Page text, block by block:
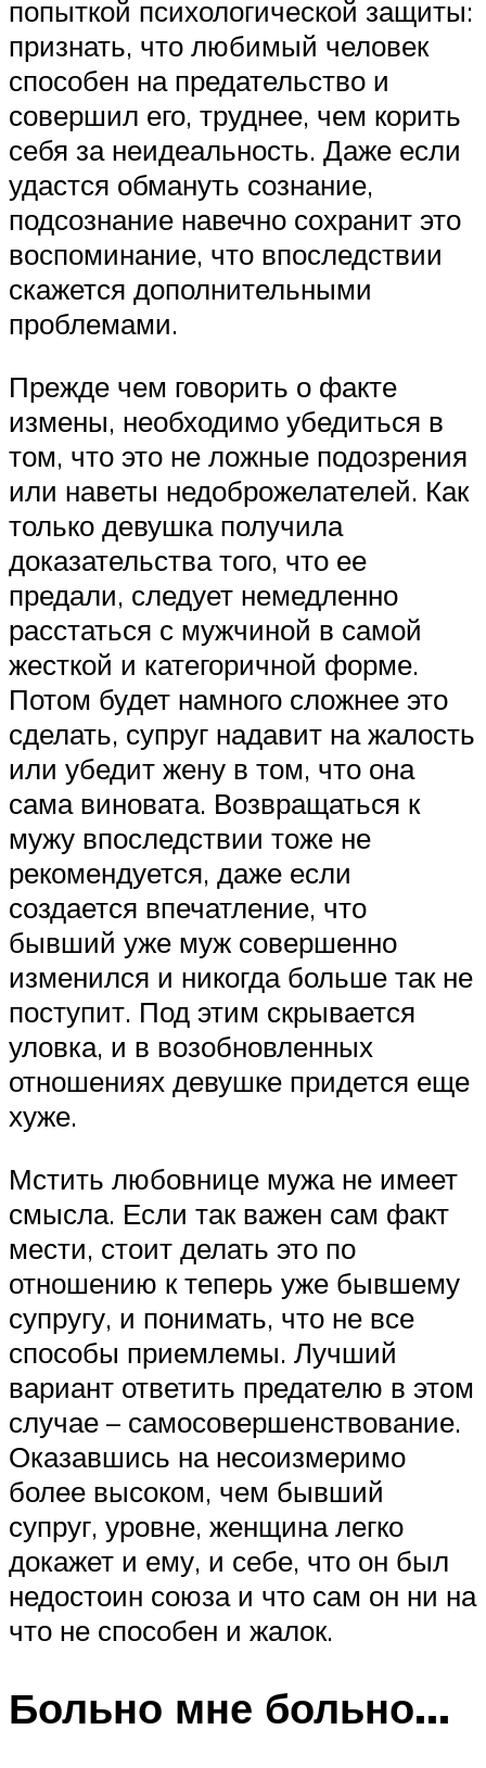
попыткой психологической защиты:
признать, что любимый человек
способен на предательство и
совершил его, труднее, чем корить
себя за неидеальность. Даже если
удастся обмануть сознание,
подсознание навечно сохранит это
воспоминание, что впоследствии
скажется дополнительными
проблемами.
Прежде чем говорить о факте
измены, необходимо убедиться в
том, что это не ложные подозрения
или наветы недоброжелателей. Как
только девушка получила
доказательства того, что ее
предали, следует немедленно
расстаться с мужчиной в самой
жесткой и категоричной форме.
Потом будет намного сложнее это
сделать, супруг надавит на жалость
или убедит жену в том, что она
сама виновата. Возвращаться к
мужу впоследствии тоже не
рекомендуется, даже если
создается впечатление, что
бывший уже муж совершенно
изменился и никогда больше так не
поступит. Под этим скрывается
уловка, и в возобновленных
отношениях девушке придется еще
хуже.
Мстить любовнице мужа не имеет
смысла. Если так важен сам факт
мести, стоит делать это по
отношению к теперь уже бывшему
супругу, и понимать, что не все
способы приемлемы. Лучший
вариант ответить предателю в этом
случае – самосовершенствование.
Оказавшись на несоизмеримо
более высоком, чем бывший
супруг, уровне, женщина легко
докажет и ему, и себе, что он был
недостоин союза и что сам он ни на
что не способен и жалок.
Больно мне больно…